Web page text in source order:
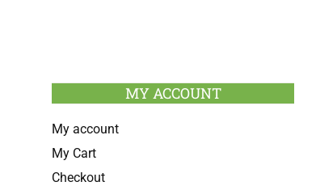
MY ACCOUNT
My account
My Cart
Checkout